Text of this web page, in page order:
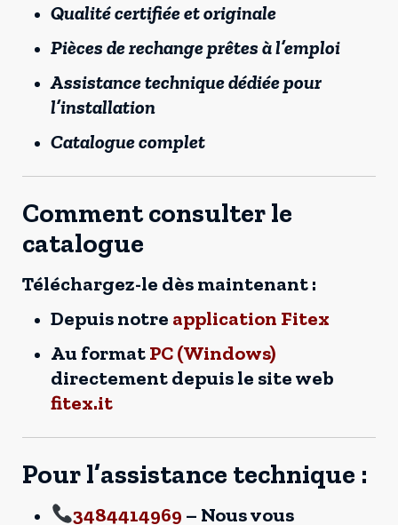
Qualité certifiée et originale
Pièces de rechange prêtes à l’emploi
Assistance technique dédiée pour
l’installation
Catalogue complet
Comment consulter le
catalogue
Téléchargez-le dès maintenant :
Depuis notre application Fitex
Au formatPC (Windows)
directement depuis le site web
fitex.it
Pour l’assistance technique :
3484414969 – Nous vous